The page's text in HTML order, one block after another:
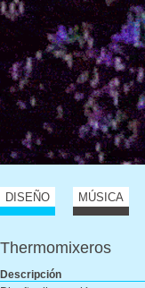
DISEÑO MÚSICA
Thermomixeros
Descripción